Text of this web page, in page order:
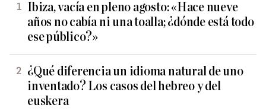
Ibiza, vacía en pleno agosto: «Hace nueve
años no cabía ni una toalla; ¿dónde está todo
ese público?»
¿Qué diferencia un idioma natural de uno
inventado? Los casos del hebreo y del
euskera